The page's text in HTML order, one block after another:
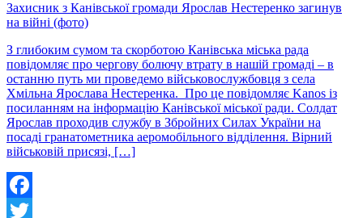
Захисник з Канівської громади Ярослав Нестеренко загинув
на війні (фото)
З глибоким сумом та скорботою Канівська міська рада
повідомляє про чергову болючу втрату в нашій громаді – в
останню путь ми проведемо військовослужбовця з села
Хмільна Ярослава Нестеренка. Про це повідомляє Kanos із
посиланням на інформацію Канівської міської ради. Солдат
Ярослав проходив службу в Збройних Силах України на
посаді гранатометника аеромобільного відділення. Вірний
військовій присязі, […]
Facebook